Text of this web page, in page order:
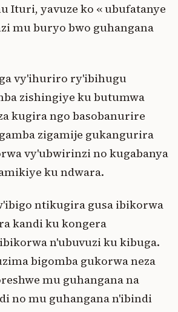
Ituri, yavuze ko « ubufatanye
mu buryo bwo guhangana
vy'ihuriro ry'ibihugu
zishingiye ku butumwa
kugira ngo basobanurire
zigamije gukangurira
vy'ubwirinzi no kugabanya
ku ndwara.
ntikugira gusa ibikorwa
kandi ku kongera
n'ubuvuzi ku kibuga.
bigomba gukorwa neza
mu guhangana na
no mu guhangana n'ibindi